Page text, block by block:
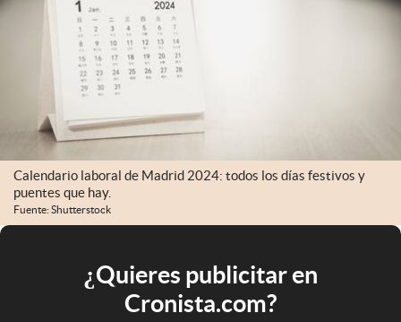
Calendario laboral de Madrid 2024: todos los días festivos y
puentes que hay.
Fuente: Shutterstock
¿Quieres publicitar en
Cronista.com?